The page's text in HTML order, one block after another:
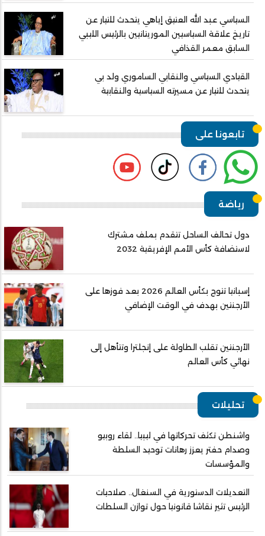
السياسي عبد الله العتيق إياهي يتحدث للتيار عن
تاريخ علاقة السياسيين الموريتانيين بالرئيس الليبي
السابق معمر القذافي
القيادي السياسي والنقابي الساموري ولد بي
يتحدث للتيار عن مسيرته السياسية والنقابية
تابعونا على
رياضة
دول تحالف الساحل تتقدم بملف مشترك
لاستضافة كأس الأمم الإفريقية 2032
إسبانيا تتوج بكأس العالم 2026 بعد فوزها على
الأرجنتين بهدف في الوقت الإضافي
الأرجنتين تقلب الطاولة على إنجلترا وتتأهل إلى
نهائي كأس العالم
تحليلات
واشنطن تكثف تحركاتها في ليبيا.. لقاء روبيو
وصدام حفتر يعزز رهانات توحيد السلطة
والمؤسسات
التعديلات الدستورية في السنغال.. صلاحيات
الرئيس تثير نقاشا قانونيا حول توازن السلطات